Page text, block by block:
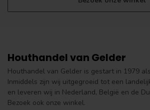
Houthandel van Gelder
Houthandel van Gelder is gestart in 1979
Inmiddels zijn wij uitgegroeid tot een
en leveren wij in Nederland, België en de
Bezoek ook onze winkel.